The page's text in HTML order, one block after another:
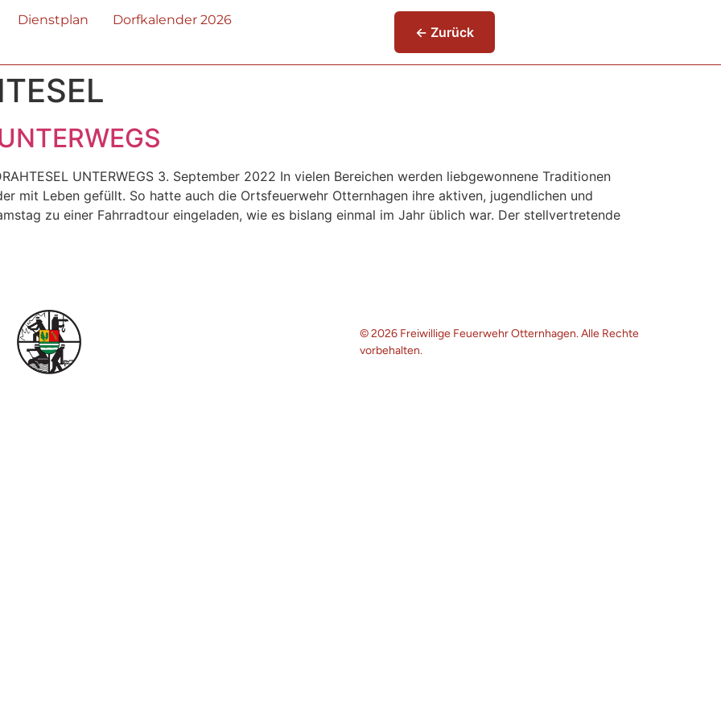
Dienstplan Dorfkalender 2026
← Zurück
UNTERWEGS 3. September 2022 In vielen Bereichen werden liebgewonnene Traditionen
mit Leben gefüllt. So hatte auch die Ortsfeuerwehr Otternhagen ihre aktiven, jugendlichen und
zu einer Fahrradtour eingeladen, wie es bislang einmal im Jahr üblich war. Der stellvertretende
© 2026 Freiwillige Feuerwehr Otternhagen. Alle Rechte
vorbehalten.